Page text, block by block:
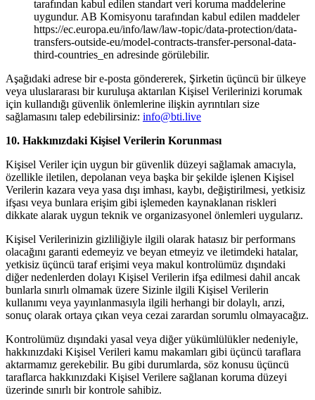
tarafından kabul edilen standart veri koruma maddelerine
uygundur. AB Komisyonu tarafından kabul edilen maddeler
https://ec.europa.eu/info/law/law-topic/data-protection/data-
transfers-outside-eu/model-contracts-transfer-personal-data-
third-countries_en adresinde görülebilir.
Aşağıdaki adrese bir e-posta göndererek, Şirketin üçüncü bir ülkeye
veya uluslararası bir kuruluşa aktarılan Kişisel Verilerinizi korumak
için kullandığı güvenlik önlemlerine ilişkin ayrıntıları size
sağlamasını talep edebilirsiniz: info@bti.live
10. Hakkınızdaki Kişisel Verilerin Korunması
Kişisel Veriler için uygun bir güvenlik düzeyi sağlamak amacıyla,
özellikle iletilen, depolanan veya başka bir şekilde işlenen Kişisel
Verilerin kazara veya yasa dışı imhası, kaybı, değiştirilmesi, yetkisiz
ifşası veya bunlara erişim gibi işlemeden kaynaklanan riskleri
dikkate alarak uygun teknik ve organizasyonel önlemleri uygularız.
Kişisel Verilerinizin gizliliğiyle ilgili olarak hatasız bir performans
olacağını garanti edemeyiz ve beyan etmeyiz ve iletimdeki hatalar,
yetkisiz üçüncü taraf erişimi veya makul kontrolümüz dışındaki
diğer nedenlerden dolayı Kişisel Verilerin ifşa edilmesi dahil ancak
bunlarla sınırlı olmamak üzere Sizinle ilgili Kişisel Verilerin
kullanımı veya yayınlanmasıyla ilgili herhangi bir dolaylı, arızi,
sonuç olarak ortaya çıkan veya cezai zarardan sorumlu olmayacağız.
Kontrolümüz dışındaki yasal veya diğer yükümlülükler nedeniyle,
hakkınızdaki Kişisel Verileri kamu makamları gibi üçüncü taraflara
aktarmamız gerekebilir. Bu gibi durumlarda, söz konusu üçüncü
taraflarca hakkınızdaki Kişisel Verilere sağlanan koruma düzeyi
üzerinde sınırlı bir kontrole sahibiz.